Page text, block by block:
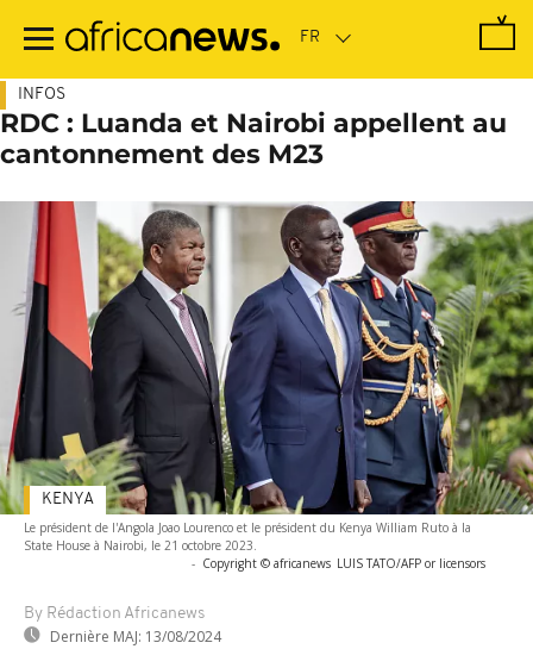
contenu
INFOS
RDC : Luanda et Nairobi appellent au
cantonnement des M23
Le président de l'Angola Joao Lourenco et le président du Kenya William Ruto à la
State House à Nairobi, le 21 octobre 2023.
- Copyright © africanews LUIS TATO/AFP or licensors
By Rédaction Africanews
Dernière MAJ: 13/08/2024
KENYA